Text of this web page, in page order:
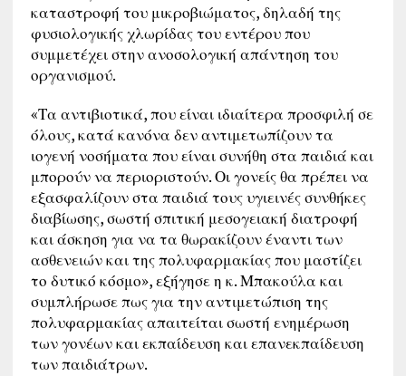
καταστροφή του μικροβιώματος, δηλαδή της
φυσιολογικής χλωρίδας του εντέρου που
συμμετέχει στην ανοσολογική απάντηση του
οργανισμού.
«Τα αντιβιοτικά, που είναι ιδιαίτερα προσφιλή σε
όλους, κατά κανόνα δεν αντιμετωπίζουν τα
ιογενή νοσήματα που είναι συνήθη στα παιδιά και
μπορούν να περιοριστούν. Οι γονείς θα πρέπει να
εξασφαλίζουν στα παιδιά τους υγιεινές συνθήκες
διαβίωσης, σωστή σπιτική μεσογειακή διατροφή
και άσκηση για να τα θωρακίζουν έναντι των
ασθενειών και της πολυφαρμακίας που μαστίζει
το δυτικό κόσμο», εξήγησε η κ. Μπακούλα και
συμπλήρωσε πως για την αντιμετώπιση της
πολυφαρμακίας απαιτείται σωστή ενημέρωση
των γονέων και εκπαίδευση και επανεκπαίδευση
των παιδιάτρων.